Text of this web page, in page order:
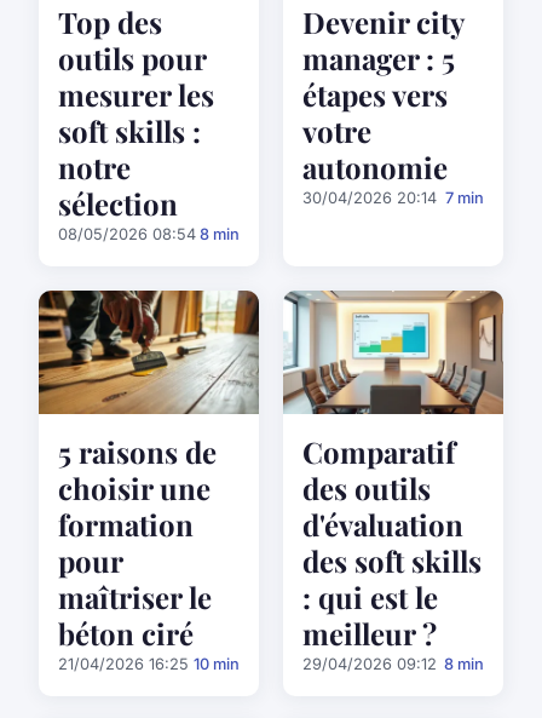
Top des
outils pour
mesurer les
soft skills :
notre
sélection
08/05/2026 08:54 8 min
Devenir city
manager : 5
étapes vers
votre
autonomie
30/04/2026 20:14 7 min
5 raisons de
choisir une
formation
pour
maîtriser le
béton ciré
21/04/2026 16:25 10 min
Comparatif
des outils
d'évaluation
des soft skills
: qui est le
meilleur ?
29/04/2026 09:12 8 min